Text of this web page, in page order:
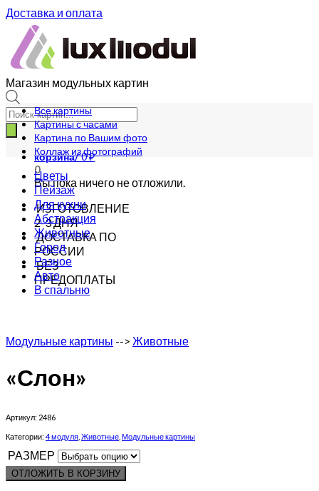
Доставка и оплата
Магазин модульных картин
Поиск
товаров
корзина/0₽
0
Вы пока ничего не отложили.
ИЗГОТОВЛЕНИЕ
2-3 ДНЯ
ДОСТАВКА ПО
РОССИИ
БЕЗ
ПРЕДОПЛАТЫ
Все картины
Картины с часами
Картина по Вашим фото
Коллаж из фотографий
Цветы
Пейзаж
Для кухни
Абстракция
Животные
Город
Разное
Авто
В спальню
Модульные картины --> Животные
«Слон»
Артикул: 2486
Категории: 4 модуля Животные Модульные картины
РАЗМЕР
ОТЛОЖИТЬ В КОРЗИНУ